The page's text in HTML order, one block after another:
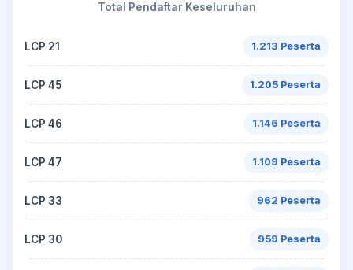
Total Pendaftar Keseluruhan
LCP 21 1.213 Peserta
LCP 45 1.205 Peserta
LCP 46 1.146 Peserta
LCP 47 1.109 Peserta
LCP 33 962 Peserta
LCP 30 959 Peserta